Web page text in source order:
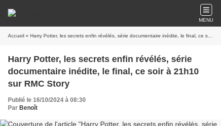
MENU
Accueil » Harry Potter, les secrets enfin révélés, série documentaire inédite, le final, ce soir à 21h10 sur RMC Story
Harry Potter, les secrets enfin révélés, série
documentaire inédite, le final, ce soir à 21h10
sur RMC Story
Publié le 16/10/2024 à 08:30
Par Benoît